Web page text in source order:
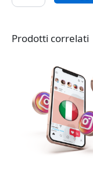
Prodotti correlati